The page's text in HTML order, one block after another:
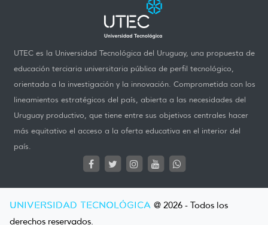
UTEC es la Universidad Tecnológica del Uruguay, una propuesta de
educación terciaria universitaria pública de perfil tecnológico,
orientada a la investigación y la innovación. Comprometida con los
lineamientos estratégicos del país, abierta a las necesidades del
Uruguay productivo, que tiene entre sus objetivos centrales hacer
más equitativo el acceso a la oferta educativa en el interior del
país.
UNIVERSIDAD TECNOLÓGICA @ 2026 - Todos los
derechos reservados.